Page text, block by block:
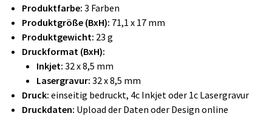
Produktfarbe: 3 Farben
Produktgröße (BxH): 71,1 x 17 mm
Produktgewicht: 23 g
Druckformat (BxH):
Inkjet: 32 x 8,5 mm
Lasergravur: 32 x 8,5 mm
Druck: einseitig bedruckt, 4c Inkjet oder 1c Lasergravur
Druckdaten: Upload der Daten oder Design online